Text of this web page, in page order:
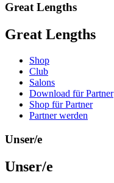
Great Lengths
Great Lengths
Shop
Club
Salons
Download für Partner
Shop für Partner
Partner werden
Unser/e
Unser/e